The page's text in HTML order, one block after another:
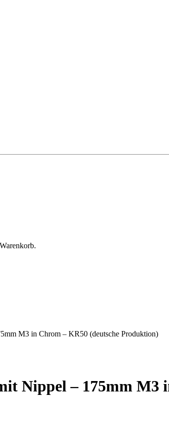
M3 in Chrom – KR50 (deutsche Produktion)
Nippel – 175mm